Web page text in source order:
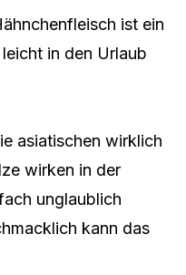
ist ein
in den Urlaub
asiatischen wirklich
wirken in der
unglaublich
kann das